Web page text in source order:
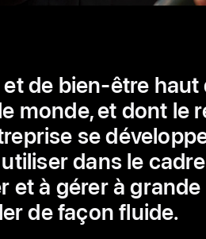
de bien-être haut
et dont le
se
dans le
et à gérer à
de façon fluide.